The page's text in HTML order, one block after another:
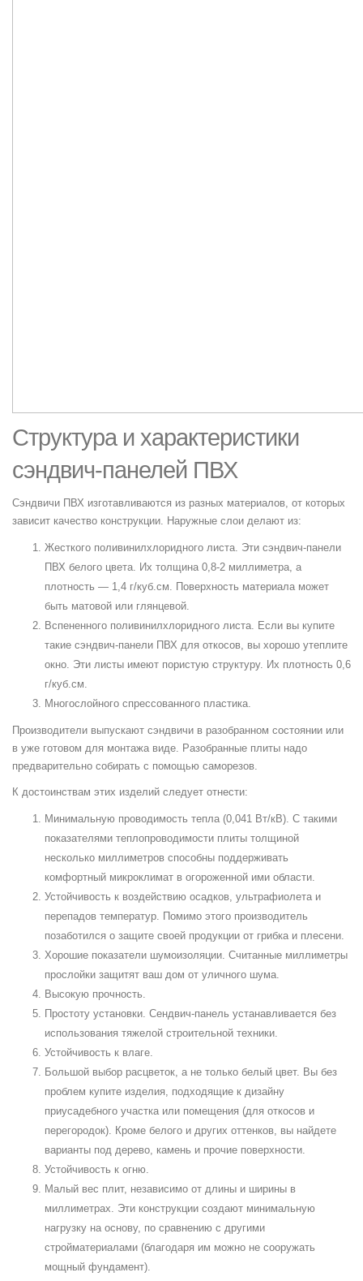
Структура и характеристики
сэндвич-панелей ПВХ
Сэндвичи ПВХ изготавливаются из разных материалов, от которых
зависит качество конструкции. Наружные слои делают из:
Жесткого поливинилхлоридного листа. Эти сэндвич-панели
ПВХ белого цвета. Их толщина 0,8-2 миллиметра, а
плотность — 1,4 г/куб.см. Поверхность материала может
быть матовой или глянцевой.
Вспененного поливинилхлоридного листа. Если вы купите
такие сэндвич-панели ПВХ для откосов, вы хорошо утеплите
окно. Эти листы имеют пористую структуру. Их плотность 0,6
г/куб.см.
Многослойного спрессованного пластика.
Производители выпускают сэндвичи в разобранном состоянии или
в уже готовом для монтажа виде. Разобранные плиты надо
предварительно собирать с помощью саморезов.
К достоинствам этих изделий следует отнести:
Минимальную проводимость тепла (0,041 Вт/кВ). С такими
показателями теплопроводимости плиты толщиной
несколько миллиметров способны поддерживать
комфортный микроклимат в огороженной ими области.
Устойчивость к воздействию осадков, ультрафиолета и
перепадов температур. Помимо этого производитель
позаботился о защите своей продукции от грибка и плесени.
Хорошие показатели шумоизоляции. Считанные миллиметры
прослойки защитят ваш дом от уличного шума.
Высокую прочность.
Простоту установки. Сендвич-панель устанавливается без
использования тяжелой строительной техники.
Устойчивость к влаге.
Большой выбор расцветок, а не только белый цвет. Вы без
проблем купите изделия, подходящие к дизайну
приусадебного участка или помещения (для откосов и
перегородок). Кроме белого и других оттенков, вы найдете
варианты под дерево, камень и прочие поверхности.
Устойчивость к огню.
Малый вес плит, независимо от длины и ширины в
миллиметрах. Эти конструкции создают минимальную
нагрузку на основу, по сравнению с другими
стройматериалами (благодаря им можно не сооружать
мощный фундамент).